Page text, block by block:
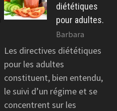
diététiques
pour adultes.
Barbara
Les directives diététiques
pour les adultes
constituent, bien entendu,
le suivi d’un régime et se
concentrent sur les